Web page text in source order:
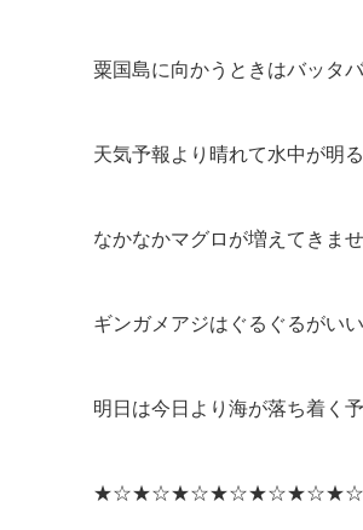
粟国島に向かうときはバッタ
天気予報より晴れて水中が明
なかなかマグロが増えてきませ
ギンガメアジはぐるぐるがいい
明日は今日より海が落ち着く予